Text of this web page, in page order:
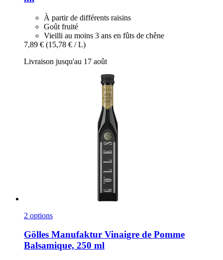
À partir de différents raisins
Goût fruité
Vieilli au moins 3 ans en fûts de chêne
7,89 € (15,78 € / L)
Livraison jusqu'au 17 août
2 options
Gölles Manufaktur Vinaigre de Pomme
Balsamique, 250 ml